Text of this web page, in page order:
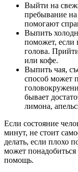
Выйти на
пребывание
помогают
Выпить
поможет, если
голова.
или кофе.
Выпить чая,
способ может
бывает
лимона,
Если состояние
минут, не стоит
делать, если плохо
может
помощь.